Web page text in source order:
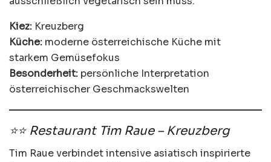
Kiez: Kreuzberg
Küche: moderne österreichische Küche mit
starkem Gemüsefokus
Besonderheit: persönliche Interpretation
österreichischer Geschmackswelten
⭐⭐ Restaurant Tim Raue – Kreuzberg
Tim Raue verbindet intensive asiatisch inspirierte